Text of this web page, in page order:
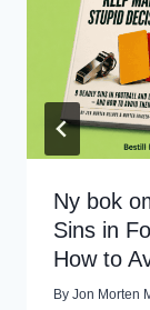
Ny bok
Sins in
How to
By Jon Morten